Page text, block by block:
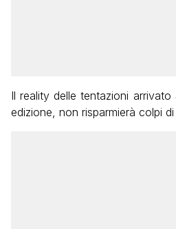
Il reality delle tentazioni arrivato
edizione, non risparmierà colpi